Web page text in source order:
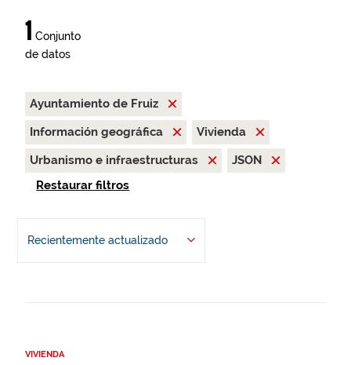
1 Conjunto
de datos
Ayuntamiento de Fruiz
Información geográfica
Vivienda
Urbanismo e infraestructuras
JSON
Restaurar filtros
Recientemente actualizado
VIVIENDA